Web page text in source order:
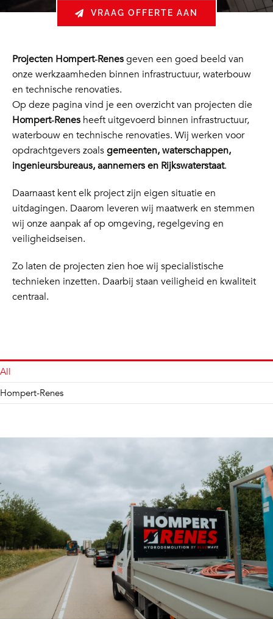
VRAAG OFFERTE AAN
Projecten Hompert‑Renesgeven een goed beeld van
onze werkzaamheden binnen infrastructuur, waterbouw
en technische renovaties.
Op deze pagina vind je een overzicht van projecten die
Hompert‑Renesheeft uitgevoerd binnen infrastructuur,
waterbouw en technische renovaties. Wij werken voor
opdrachtgevers zoalsgemeenten, waterschappen,
ingenieursbureaus, aannemers en Rijkswaterstaat.
Daarnaast kent elk project zijn eigen situatie en
uitdagingen. Daarom leveren wij maatwerk en stemmen
wij onze aanpak af op omgeving, regelgeving en
veiligheidseisen.
Zo laten de projecten zien hoe wij specialistische
technieken inzetten. Daarbij staan veiligheid en kwaliteit
centraal.
All
Hompert-Renes